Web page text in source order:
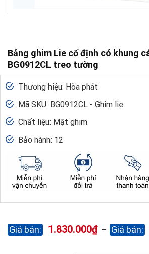
Bảng ghim Lie cố định có khung
BG0912CL treo tường
Thương hiệu: Hòa phát
Mã SKU: BG0912CL - Ghim lie
Chất liệu: Mặt ghim
Bảo hành: 12
1.830.000₫ –